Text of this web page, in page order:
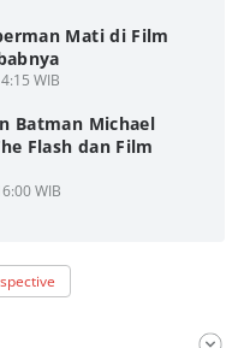
Mati di Film
WIB
Batman Michael
Flash dan Film
WIB